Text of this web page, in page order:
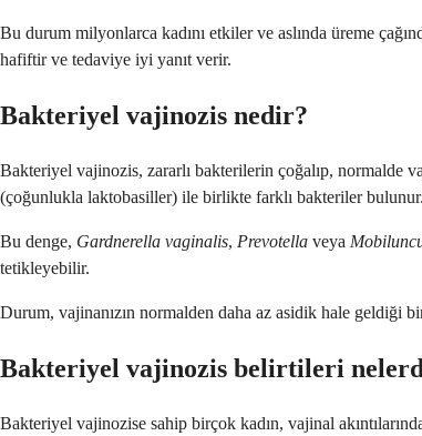
Bu durum milyonlarca kadını etkiler ve aslında üreme
hafiftir ve tedaviye iyi yanıt verir.
Bakteriyel vajinozis nedir?
Bakteriyel vajinozis, zararlı bakterilerin çoğalıp, normalde
(çoğunlukla laktobasiller) ile birlikte farklı bakteriler bulunur.
Bu denge, Gardnerella vaginalis, Prevotella veya
tetikleyebilir.
Durum, vajinanızın normalden daha az asidik hale geldiği
Bakteriyel vajinozis belirtileri
Bakteriyel vajinozise sahip birçok kadın, vajinal